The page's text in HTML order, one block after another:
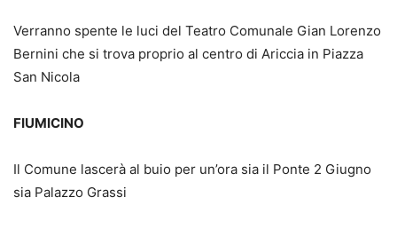
Verranno spente le luci del Teatro Comunale Gian Lorenzo
Bernini che si trova proprio al centro di Ariccia in Piazza
San Nicola
FIUMICINO
Il Comune lascerà al buio per un’ora sia il Ponte 2 Giugno
sia Palazzo Grassi